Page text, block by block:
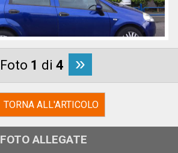
Foto 1 di 4 »
TORNA ALL'ARTICOLO
FOTO ALLEGATE